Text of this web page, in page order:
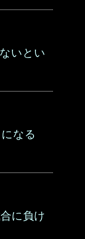
いとい
なる
に負け